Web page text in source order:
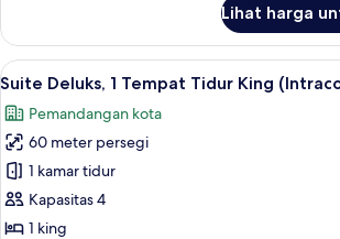
View
(Mobillity,
Bathtub)
Studio
Suite,
2
Beds,
Accessible,
Ocean
View
(Mobillity,
Bathtub)
Lihat harga
Lihat
semua
foto
untuk
Suite
Deluks,
1
Seprai
7
Suite Deluks, 1 Tempat Tidur King
Pemandangan kota
60 meter persegi
1 kamar tidur
Kapasitas 4
1 king